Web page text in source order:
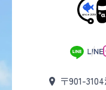
〒901-3104